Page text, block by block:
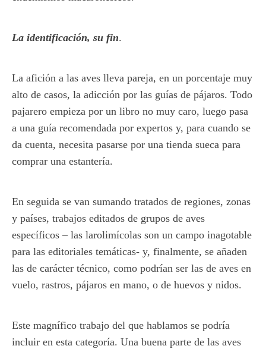
La identificación, su fin.
La afición a las aves lleva pareja, en un porcentaje muy
alto de casos, la adicción por las guías de pájaros. Todo
pajarero empieza por un libro no muy caro, luego pasa
a una guía recomendada por expertos y, para cuando se
da cuenta, necesita pasarse por una tienda sueca para
comprar una estantería.
En seguida se van sumando tratados de regiones, zonas
y países, trabajos editados de grupos de aves
específicos – las larolimícolas son un campo inagotable
para las editoriales temáticas- y, finalmente, se añaden
las de carácter técnico, como podrían ser las de aves en
vuelo, rastros, pájaros en mano, o de huevos y nidos.
Este magnífico trabajo del que hablamos se podría
incluir en esta categoría. Una buena parte de las aves